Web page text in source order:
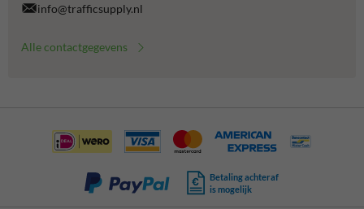
info@trafficsupply.nl
Alle contactgegevens
Betaling achteraf
is mogelijk